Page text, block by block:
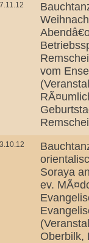
vom
Soraya
ev.
Oberbilk,